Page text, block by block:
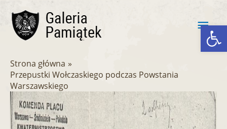
treści
Strona główna
Przepustki Wołczaskiego podczas Powstania
Warszawskiego